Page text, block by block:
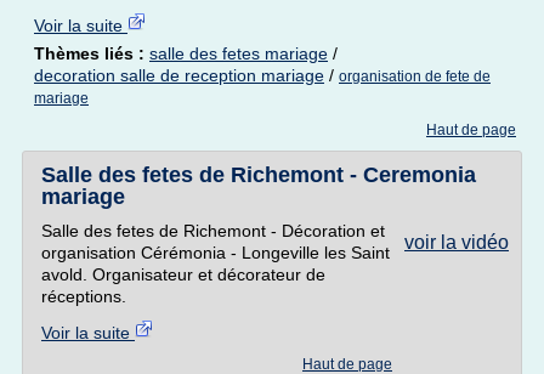
Voir la suite
Thèmes liés : salle des fetes mariage /
decoration salle de reception mariage / organisation de fete de
mariage
Haut de page
Salle des fetes de Richemont - Ceremonia
mariage
voir la vidéo
Salle des fetes de Richemont - Décoration et
organisation Cérémonia - Longeville les Saint
avold. Organisateur et décorateur de
réceptions.
Voir la suite
Haut de page